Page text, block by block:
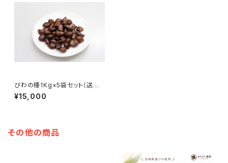
びわの種1Kg×5袋セット（送料
込み）※冷凍でお届けいたしま
す
¥15,000
その他の商品